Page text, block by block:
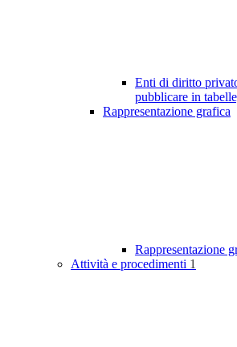
Enti di diritto
pubblicare in
Rappresentazione grafica
Rappresentazione
Attività e procedimenti 1